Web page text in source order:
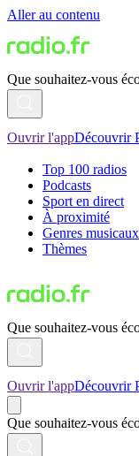
Aller au contenu
Que souhaitez-vous
Ouvrir l'appDécouvrir
Top 100 radios
Podcasts
Sport en direct
À proximité
Genres musicaux
Thèmes
Que souhaitez-vous
Ouvrir l'appDécouvrir
Que souhaitez-vous